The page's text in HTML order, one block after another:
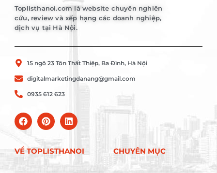
Toplisthanoi.com là website chuyên nghiên
cứu, review và xếp hạng các doanh nghiệp,
dịch vụ tại Hà Nội.
15 ngõ 23 Tôn Thất Thiệp, Ba Đình, Hà Nội
digitalmarketingdanang@gmail.com
0935 612 623
VỀ TOPLISTHANOI CHUYÊN MỤC